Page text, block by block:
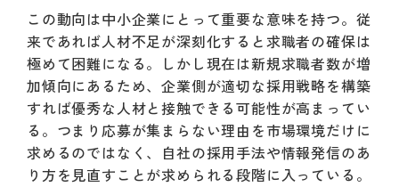
この動向は中小企業にとって重要な意味を持つ。従
来であれば人材不足が深刻化すると求職者の確保は
極めて困難になる。しかし現在は新規求職者数が増
加傾向にあるため、企業側が適切な採用戦略を構築
すれば優秀な人材と接触できる可能性が高まってい
る。つまり応募が集まらない理由を市場環境だけに
求めるのではなく、自社の採用手法や情報発信のあ
り方を見直すことが求められる段階に入っている。